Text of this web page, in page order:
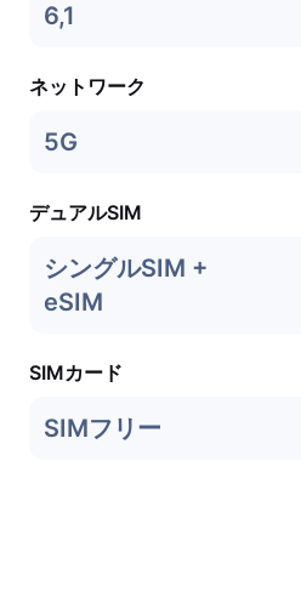
6,1
ネットワーク
5G
デュアルSIM
シングルSIM +
eSIM
SIMカード
SIMフリー